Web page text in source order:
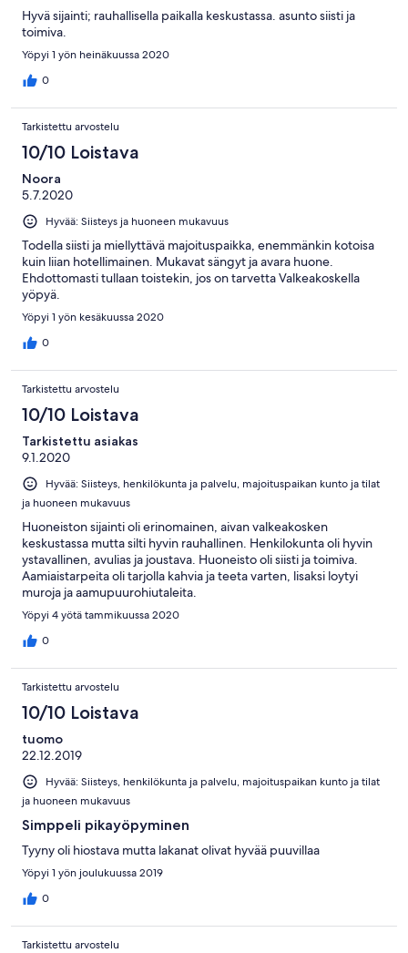
Hyvä sijainti; rauhallisella paikalla keskustassa. asunto siisti ja
toimiva.
Yöpyi 1 yön heinäkuussa 2020
0
Tarkistettu arvostelu
10/10 Loistava
Noora
5.7.2020
Hyvää: Siisteys ja huoneen mukavuus
Todella siisti ja miellyttävä majoituspaikka, enemmänkin kotoisa
kuin liian hotellimainen. Mukavat sängyt ja avara huone.
Ehdottomasti tullaan toistekin, jos on tarvetta Valkeakoskella
yöpyä.
Yöpyi 1 yön kesäkuussa 2020
0
Tarkistettu arvostelu
10/10 Loistava
Tarkistettu asiakas
9.1.2020
Hyvää: Siisteys, henkilökunta ja palvelu, majoituspaikan kunto ja tilat
ja huoneen mukavuus
Huoneiston sijainti oli erinomainen, aivan valkeakosken
keskustassa mutta silti hyvin rauhallinen. Henkilokunta oli hyvin
ystavallinen, avulias ja joustava. Huoneisto oli siisti ja toimiva.
Aamiaistarpeita oli tarjolla kahvia ja teeta varten, lisaksi loytyi
muroja ja aamupuurohiutaleita.
Yöpyi 4 yötä tammikuussa 2020
0
Tarkistettu arvostelu
10/10 Loistava
tuomo
22.12.2019
Hyvää: Siisteys, henkilökunta ja palvelu, majoituspaikan kunto ja tilat
ja huoneen mukavuus
Simppeli pikayöpyminen
Tyyny oli hiostava mutta lakanat olivat hyvää puuvillaa
Yöpyi 1 yön joulukuussa 2019
0
Tarkistettu arvostelu